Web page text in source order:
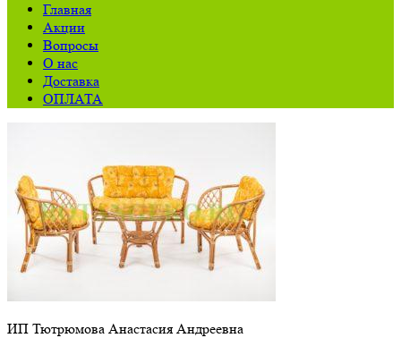
Главная
Акции
Вопросы
О нас
Доставка
ОПЛАТА
ИП Тютрюмова Анастасия Андреевна